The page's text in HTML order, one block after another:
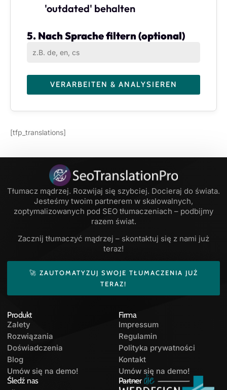
'outdated' behalten
5. Nach Sprache filtern (optional)
[tfp_translations]
Tłumacz mądrzej. Rozwijaj się szybciej. Docieraj do świata.
Jesteśmy twoim partnerem w skalowalnych,
zoptymalizowanych pod SEO tłumaczeniach – podbijmy
razem świat.
Zacznij tłumaczyć mądrzej – skontaktuj się z nami już
teraz!
🚀 ZAUTOMATYZUJ SWOJE TŁUMACZENIA JUŻ
TERAZ!
Produkt
Zalety
Rozwiązania
Doświadczenia
Blog
Umów się na demo!
Śledź nas
Firma
Impressum
Regulamin
Polityka prywatności
Kontakt
Umów się na demo!
Partner